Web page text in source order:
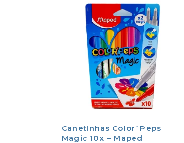
Canetinhas Color´Peps
Magic 10x – Maped